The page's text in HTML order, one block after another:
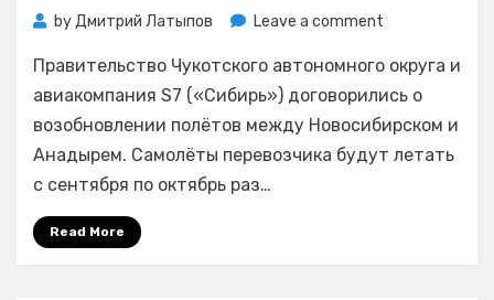
byДмитрий Латыпов Leave a comment
возобновит
полёты
из
в
Правительство Чукотского автономного округа и
авиакомпания S7 («Сибирь») договорились о
возобновлении полётов между Новосибирском и
Анадырем. Самолёты перевозчика будут летать
с сентября по октябрь раз…
Read More